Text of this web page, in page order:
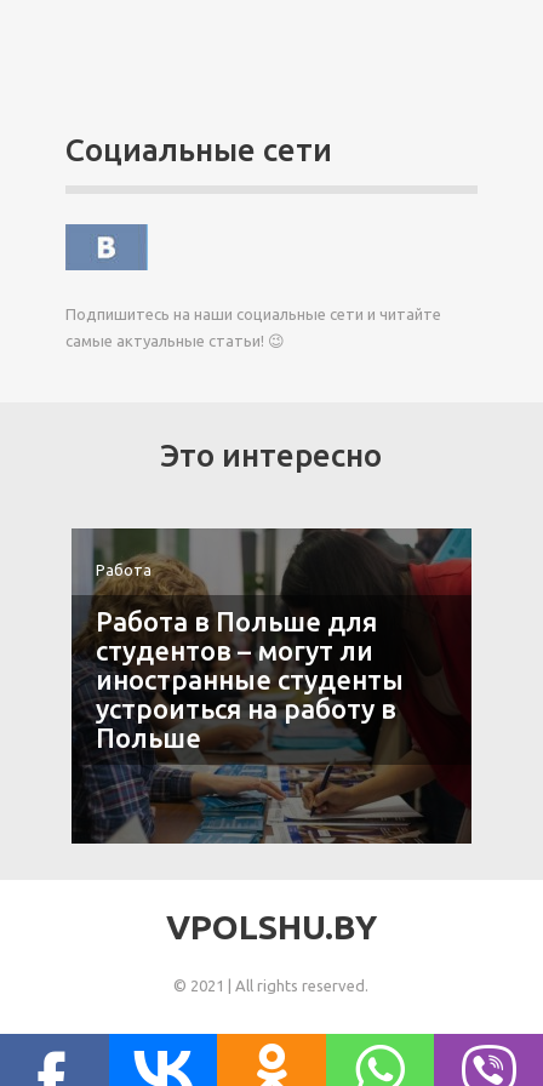
Социальные сети
Подпишитесь на наши социальные сети и читайте
самые актуальные статьи! 😉
Это интересно
Работа
Работа в Польше для
студентов – могут ли
иностранные студенты
устроиться на работу в
Польше
VPOLSHU.BY
© 2021 | All rights reserved.
Есть вопросы?